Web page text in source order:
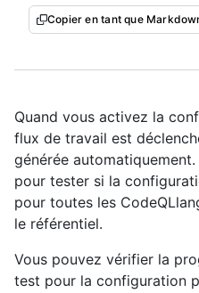
Copier en tant que
Quand vous activez la
flux de travail est
générée
pour tester si la
pour toutes les
le référentiel.
Vous pouvez vérifier la
test pour la configuration